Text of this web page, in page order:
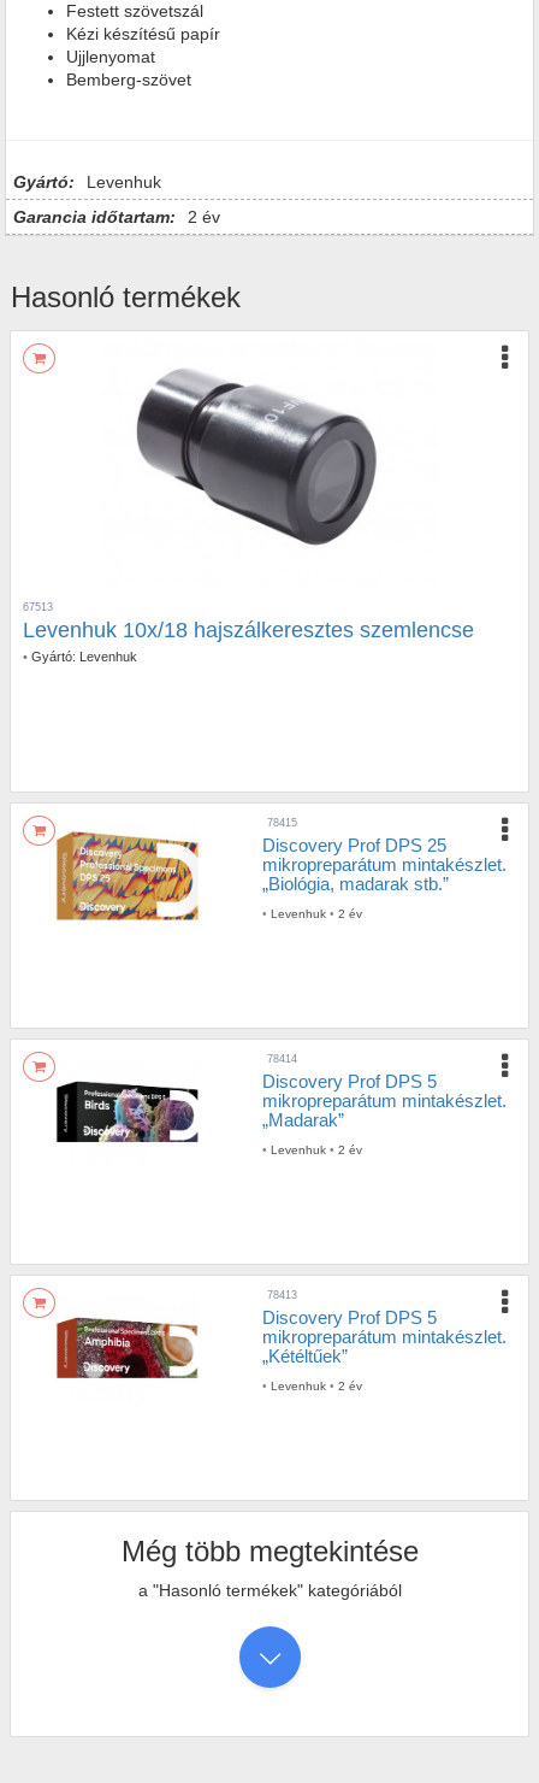
Festett szövetszál
Kézi készítésű papír
Ujjlenyomat
Bemberg-szövet
Gyártó:
Levenhuk
Garancia időtartam:
2 év
Hasonló termékek
67513
Levenhuk 10x/18 hajszálkeresztes szemlencse
• Gyártó: Levenhuk
78415
Discovery Prof DPS 25
mikropreparátum mintakészlet.
„Biológia, madarak stb.”
• Levenhuk • 2 év
78414
Discovery Prof DPS 5
mikropreparátum mintakészlet.
„Madarak”
• Levenhuk • 2 év
78413
Discovery Prof DPS 5
mikropreparátum mintakészlet.
„Kétéltűek”
• Levenhuk • 2 év
Még több megtekintése
a "Hasonló termékek" kategóriából